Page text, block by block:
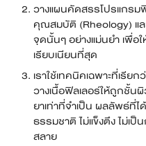
วางแผนคัดสรรโปรแกรม
คุณสมบัติ (Rheology) แ
จุดนั้นๆ อย่างแม่นยำ เพื่อ
เรียบเนียนที่สุด
เราใช้เทคนิคเฉพาะที่เรี
วางเนื้อฟิลเลอร์ให้ถูกชั้น
ยาเท่าที่จำเป็น ผลลัพธ์ที่ไ
ธรรมชาติ ไม่แข็งตึง ไม่เป็
สลาย